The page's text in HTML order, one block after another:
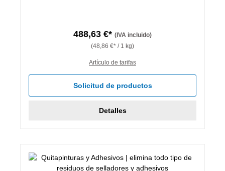
488,63 €* (IVA incluido)
(48,86 €* / 1 kg)
Artículo de tarifas
Solicitud de productos
Detalles